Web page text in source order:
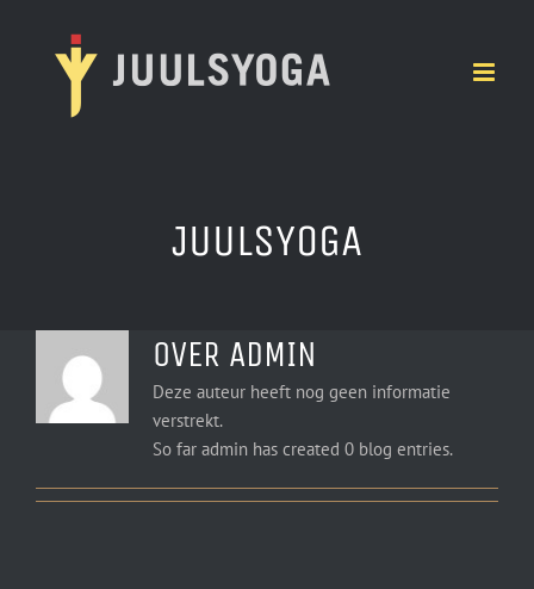
JUULSYOGA
OVER ADMIN
Deze auteur heeft nog geen informatie
verstrekt.
So far admin has created 0 blog entries.